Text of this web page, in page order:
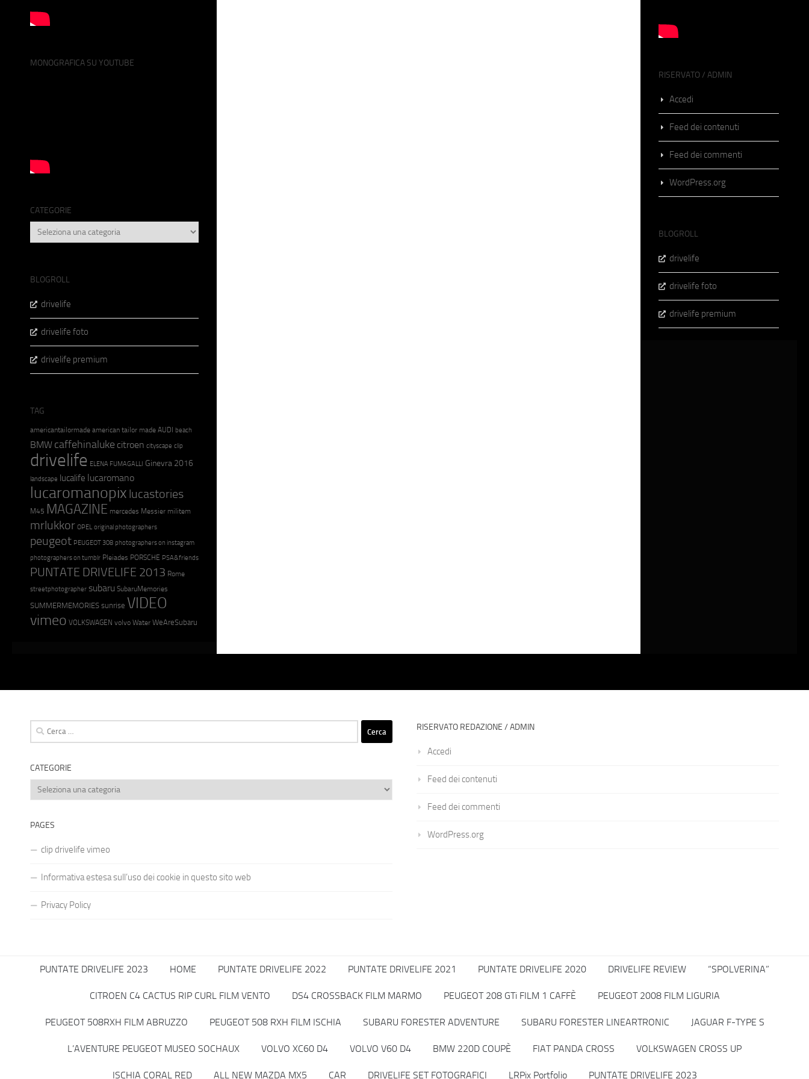
MONOGRAFICA SU YOUTUBE
CATEGORIE
Categorie
BLOGROLL
drivelife
drivelife foto
drivelife premium
TAG
americantailormade american tailor made AUDI beach
BMW caffehinaluke citroen cityscape clip
drivelife ELENA FUMAGALLI Ginevra 2016
landscape lucalife lucaromano
lucaromanopix lucastories
M45 MAGAZINE mercedes Messier militem
mrlukkor OPEL original photographers
peugeot PEUGEOT 308 photographers on instagram
photographers on tumblr Pleiades PORSCHE PSA&friends
PUNTATE DRIVELIFE 2013 Rome
streetphotographer subaru SubaruMemories
SUMMERMEMORIES sunrise VIDEO
vimeo VOLKSWAGEN volvo Water WeAreSubaru
RISERVATO / ADMIN
Accedi
Feed dei contenuti
Feed dei commenti
WordPress.org
BLOGROLL
drivelife
drivelife foto
drivelife premium
Ricerca
per:
CATEGORIE
Categorie
PAGES
clip drivelife vimeo
Informativa estesa sull’uso dei cookie in questo sito web
Privacy Policy
RISERVATO REDAZIONE / ADMIN
Accedi
Feed dei contenuti
Feed dei commenti
WordPress.org
PUNTATE DRIVELIFE 2023 HOME PUNTATE DRIVELIFE 2022 PUNTATE DRIVELIFE 2021 PUNTATE DRIVELIFE 2020 DRIVELIFE REVIEW “SPOLVERINA”
CITROEN C4 CACTUS RIP CURL FILM VENTO DS4 CROSSBACK FILM MARMO PEUGEOT 208 GTi FILM 1 CAFFÈ PEUGEOT 2008 FILM LIGURIA
PEUGEOT 508RXH FILM ABRUZZO PEUGEOT 508 RXH FILM ISCHIA SUBARU FORESTER ADVENTURE SUBARU FORESTER LINEARTRONIC JAGUAR F-TYPE S
L’AVENTURE PEUGEOT MUSEO SOCHAUX VOLVO XC60 D4 VOLVO V60 D4 BMW 220D COUPÈ FIAT PANDA CROSS VOLKSWAGEN CROSS UP
ISCHIA CORAL RED ALL NEW MAZDA MX5 CAR DRIVELIFE SET FOTOGRAFICI LRPix Portfolio PUNTATE DRIVELIFE 2023